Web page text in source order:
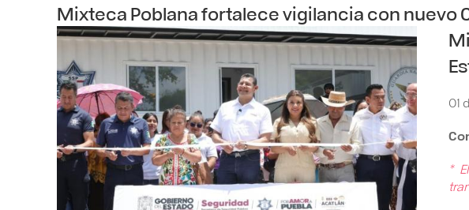
Mixteca Poblana fortalece vigilancia con nuevo
01
*